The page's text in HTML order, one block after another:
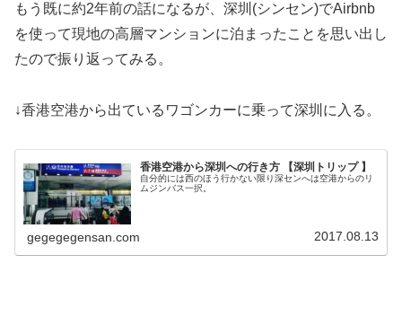
もう既に約2年前の話になるが、深圳(シンセン)でAirbnb
を使って現地の高層マンションに泊まったことを思い出し
たので振り返ってみる。
↓香港空港から出ているワゴンカーに乗って深圳に入る。
香港空港から深圳への行き方 【深圳トリップ 】
自分的には西のほう行かない限り深センへは空港からのリ
ムジンバス一択。
gegegegensan.com 2017.08.13